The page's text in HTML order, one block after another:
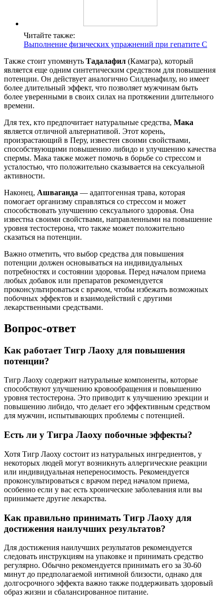
Читайте также:
Выполнение физических упражнений при гепатите С
Также стоит упомянуть Тадалафил (Камагра), который
является еще одним синтетическим средством для повышения
потенции. Он действует аналогично Силденафилу, но имеет
более длительный эффект, что позволяет мужчинам быть
более уверенными в своих силах на протяжении длительного
времени.
Для тех, кто предпочитает натуральные средства, Мака
является отличной альтернативой. Этот корень,
произрастающий в Перу, известен своими свойствами,
способствующими повышению либидо и улучшению качества
спермы. Мака также может помочь в борьбе со стрессом и
усталостью, что положительно сказывается на сексуальной
активности.
Наконец, Ашваганда — адаптогенная трава, которая
помогает организму справляться со стрессом и может
способствовать улучшению сексуального здоровья. Она
известна своими свойствами, направленными на повышение
уровня тестостерона, что также может положительно
сказаться на потенции.
Важно отметить, что выбор средства для повышения
потенции должен основываться на индивидуальных
потребностях и состоянии здоровья. Перед началом приема
любых добавок или препаратов рекомендуется
проконсультироваться с врачом, чтобы избежать возможных
побочных эффектов и взаимодействий с другими
лекарственными средствами.
Вопрос-ответ
Как работает Тигр Лаоху для повышения
потенции?
Тигр Лаоху содержит натуральные компоненты, которые
способствуют улучшению кровообращения и повышению
уровня тестостерона. Это приводит к улучшению эрекции и
повышению либидо, что делает его эффективным средством
для мужчин, испытывающих проблемы с потенцией.
Есть ли у Тигра Лаоху побочные эффекты?
Хотя Тигр Лаоху состоит из натуральных ингредиентов, у
некоторых людей могут возникнуть аллергические реакции
или индивидуальная непереносимость. Рекомендуется
проконсультироваться с врачом перед началом приема,
особенно если у вас есть хронические заболевания или вы
принимаете другие лекарства.
Как правильно принимать Тигр Лаоху для
достижения наилучших результатов?
Для достижения наилучших результатов рекомендуется
следовать инструкциям на упаковке и принимать средство
регулярно. Обычно рекомендуется принимать его за 30-60
минут до предполагаемой интимной близости, однако для
долгосрочного эффекта важно также поддерживать здоровый
образ жизни и сбалансированное питание.